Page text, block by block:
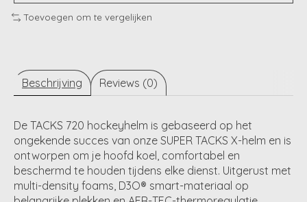
Toevoegen om te vergelijken
Beschrijving Reviews (0)
De TACKS 720 hockeyhelm is gebaseerd op het
ongekende succes van onze SUPER TACKS X-helm en is
ontworpen om je hoofd koel, comfortabel en
beschermd te houden tijdens elke dienst. Uitgerust met
multi-density foams, D3O® smart-materiaal op